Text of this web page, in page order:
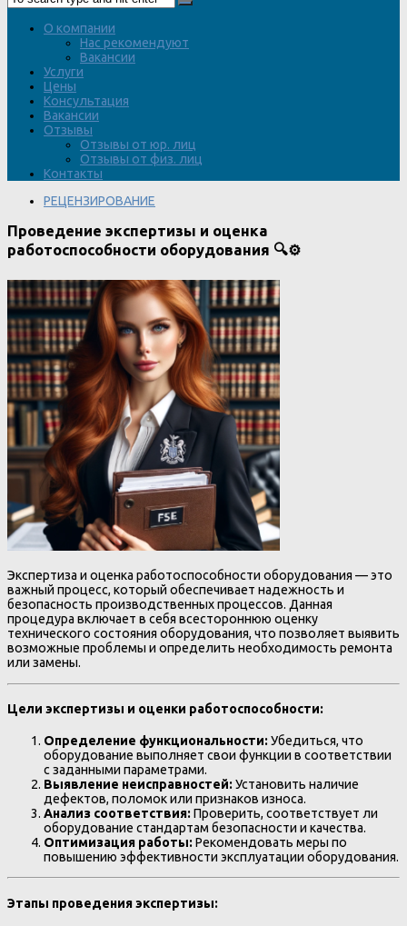
О компании
Нас рекомендуют
Вакансии
Услуги
Цены
Консультация
Вакансии
Отзывы
Отзывы от юр. лиц
Отзывы от физ. лиц
Контакты
РЕЦЕНЗИРОВАНИЕ
Проведение экспертизы и оценка
работоспособности оборудования 🔍⚙️
Экспертиза и оценка работоспособности оборудования — это
важный процесс, который обеспечивает надежность и
безопасность производственных процессов. Данная
процедура включает в себя всестороннюю оценку
технического состояния оборудования, что позволяет выявить
возможные проблемы и определить необходимость ремонта
или замены.
Цели экспертизы и оценки работоспособности:
Определение функциональности:Убедиться, что
оборудование выполняет свои функции в соответствии
с заданными параметрами.
Выявление неисправностей:Установить наличие
дефектов, поломок или признаков износа.
Анализ соответствия:Проверить, соответствует ли
оборудование стандартам безопасности и качества.
Оптимизация работы:Рекомендовать меры по
повышению эффективности эксплуатации оборудования.
Этапы проведения экспертизы: